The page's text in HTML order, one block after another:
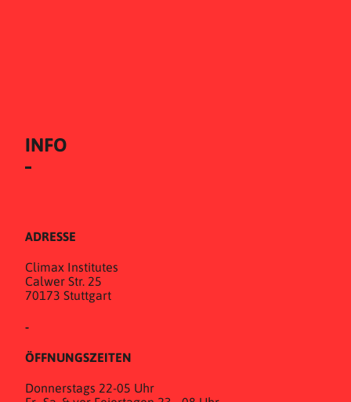
INFO
ADRESSE
Climax Institutes
Calwer Str. 25
70173 Stuttgart
-
ÖFFNUNGSZEITEN
Donnerstags 22-05 Uhr